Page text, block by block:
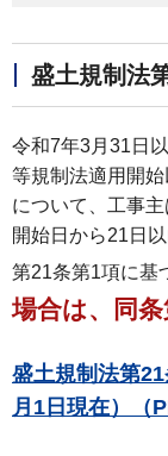
盛土規制法
令和7年3月31日
等規制法適用開
について、工事
開始日から21日
第21条第1項に基
場合は、同
盛土規制法第
月1日現在）（